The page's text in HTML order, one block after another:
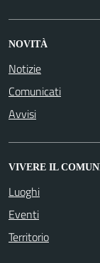
NOVITÀ
Notizie
Comunicati
Avvisi
VIVERE IL
Luoghi
Eventi
Territorio